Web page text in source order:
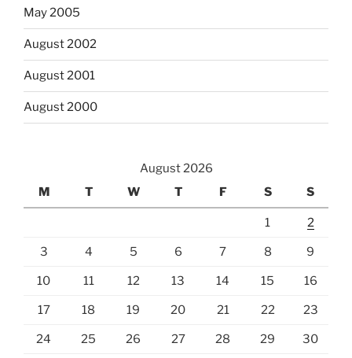
May 2005
August 2002
August 2001
August 2000
August 2026
M
T W T F S S
1 2
3 4 5 6 7 8 9
10 11 12 13 14 15 16
17 18 19 20 21 22 23
24 25 26 27 28 29 30